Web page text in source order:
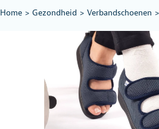
Home > Gezondheid > Verbandschoenen >